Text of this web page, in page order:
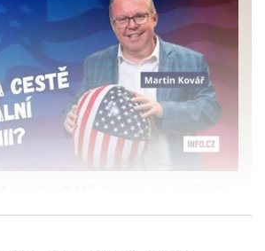
to jen potvrzuje, říká